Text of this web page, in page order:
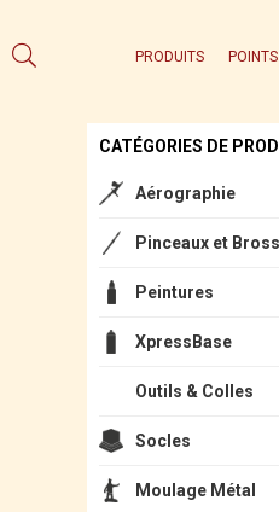
PRODUITS
CATÉGORIES DE
Aérographie
Pinceaux et
Peintures
XpressBase
Outils & Colles
Socles
Moulage Métal